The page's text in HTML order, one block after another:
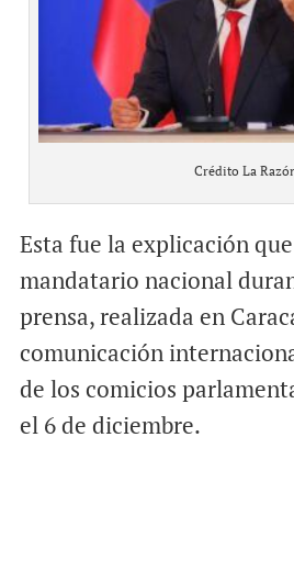
Crédito La
Esta fue la explicación
mandatario nacional
prensa, realizada en
comunicación
de los comicios
el 6 de diciembre.